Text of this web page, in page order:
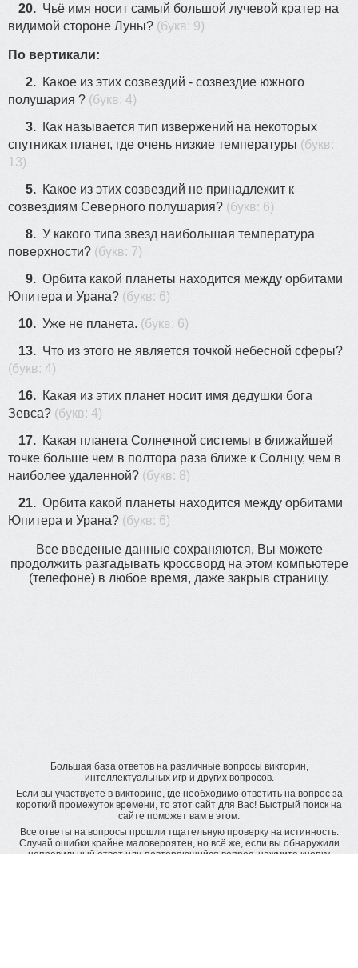
20. Чьё имя носит самый большой лучевой кратер на
видимой стороне Луны? (букв: 9)
По вертикали:
2. Какое из этих созвездий - созвездие южного
полушария ? (букв: 4)
3. Как называется тип извержений на некоторых
спутниках планет, где очень низкие температуры (букв:
13)
5. Какое из этих созвездий не принадлежит к
созвездиям Северного полушария? (букв: 6)
8. У какого типа звезд наибольшая температура
поверхности? (букв: 7)
9. Орбита какой планеты находится между орбитами
Юпитера и Урана? (букв: 6)
10. Уже не планета. (букв: 6)
13. Что из этого не является точкой небесной сферы?
(букв: 4)
16. Какая из этих планет носит имя дедушки бога
Зевса? (букв: 4)
17. Какая планета Солнечной системы в ближайшей
точке больше чем в полтора раза ближе к Солнцу, чем в
наиболее удаленной? (букв: 8)
21. Орбита какой планеты находится между орбитами
Юпитера и Урана? (букв: 6)
Все введеные данные сохраняются, Вы можете
продолжить разгадывать кроссворд на этом компьютере
(телефоне) в любое время, даже закрыв страницу.
Большая база ответов на различные вопросы викторин,
интеллектуальных игр и других вопросов.
Если вы участвуете в викторине, где необходимо ответить на вопрос за
короткий промежуток времени, то этот сайт для Вас! Быстрый поиск на
сайте поможет вам в этом.
Все ответы на вопросы прошли тщательную проверку на истинность.
Случай ошибки крайне маловероятен, но всё же, если вы обнаружили
неправильный ответ или повторяющийся вопрос, нажмите кнопку